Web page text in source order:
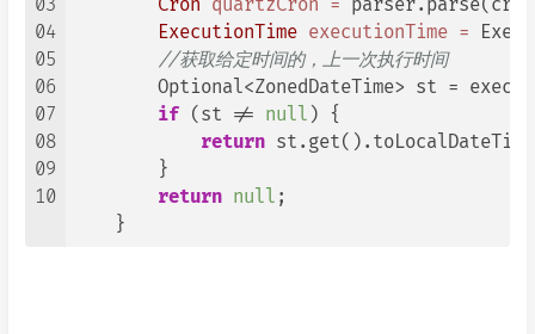
03
04
05
06
07
08
09
10
Cron quartzCron =
ExecutionTime executionTime =
//获取给定时间的，上一次执行时间
Optional<ZonedDateTime> st =
if (st != null ) {
return
        }
return null ;
    }